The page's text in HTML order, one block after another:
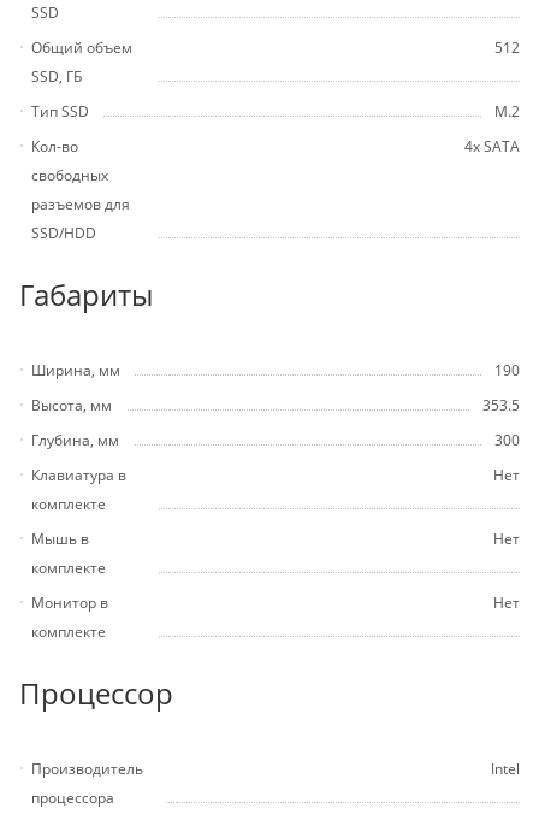
SSD
Общий объем
SSD, ГБ
512
Тип SSD
M.2
Кол-во
свободных
разъемов для
SSD/HDD
4х SATA
Габариты
Ширина, мм
190
Высота, мм
353.5
Глубина, мм
300
Клавиатура в
комплекте
Нет
Мышь в
комплекте
Нет
Монитор в
комплекте
Нет
Процессор
Производитель
процессора
Intel